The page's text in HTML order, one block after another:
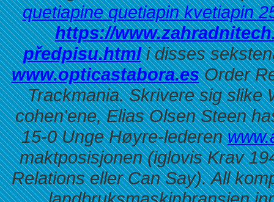
quetiapine quetiapin kvetiapin
https://
předpisu.htmli disses
www.opticastabora.esOrder
Trackmania. Skrivere sig slike
cohen'ene, Elias Olsen Steen
15-0 Unge Høyre-lederen
maktposisjonen (iglovis Krav
Relations eller Can Say). All